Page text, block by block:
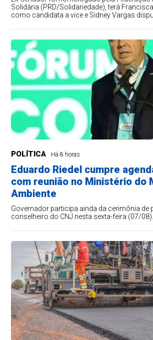
Solidária (PRD/Solidariedade), terá
como candidata a vice e Sidney Vargas
POLÍTICA Há 8 horas
Eduardo Riedel cumpre
com reunião no Ministério do
Ambiente
Governador participa ainda da cerimônia de
conselheiro do CNJ nesta sexta-feira (07/08).